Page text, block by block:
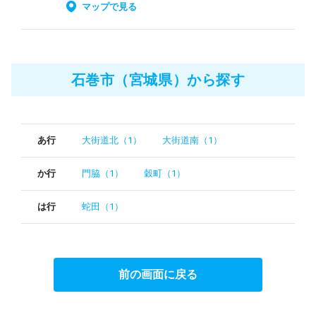
マップで見る
石巻市（宮城県）から探す
あ行 大街道北（1） 大街道南（1）
か行 門脇（1） 穀町（1）
は行 蛇田（1）
前の画面に戻る